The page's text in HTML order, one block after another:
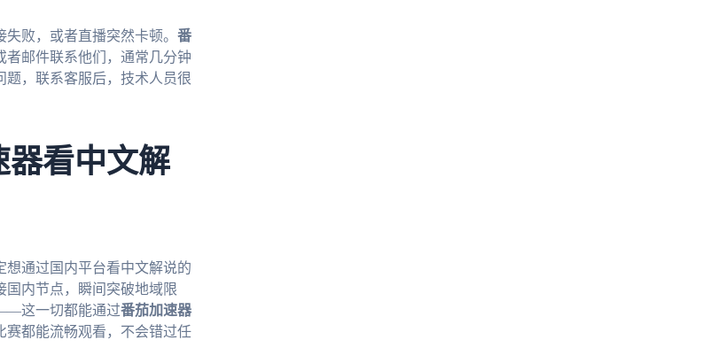
败，或者直播突然卡顿。 番
邮件联系他们，通常几分钟
题，联系客服后，技术人员很
器看中文解
想通过国内平台看中文解说的
国内节点，瞬间突破地域限
这一切都能通过番茄加速器
赛都能流畅观看，不会错过任